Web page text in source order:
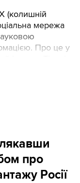
(колишній
мережа
Про це у
про
Росії